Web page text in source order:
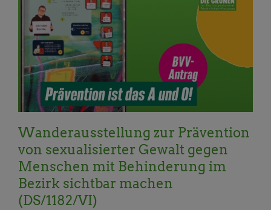
Anträge und Anfragen
Gesundheit und
Soziales Gleichstellung und Antidiskriminierung
offene Gesellschaft
Wanderausstellung zur Prävention
von sexualisierter Gewalt gegen
Menschen mit Behinderung im
Bezirk sichtbar machen
(DS/1182/VI)